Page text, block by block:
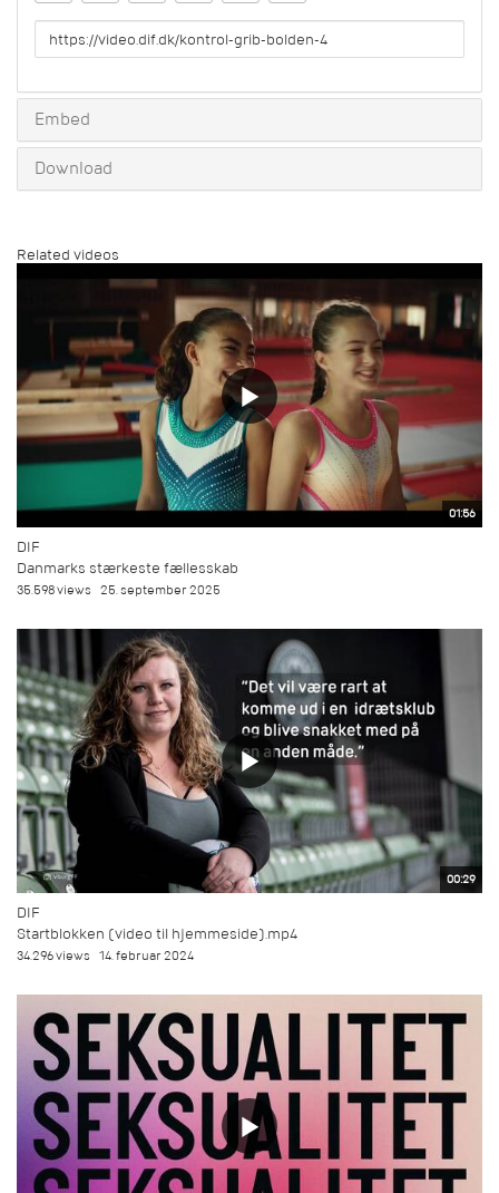
URL
to
Embed
Download
Related videos
01:56
DIF
Danmarks stærkeste fællesskab
35.598 views 25. september 2025
00:29
DIF
Startblokken (video til hjemmeside).mp4
34.296 views 14. februar 2024